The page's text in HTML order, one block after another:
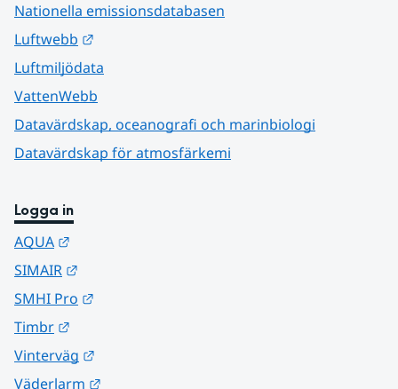
Nationella emissionsdatabasen
Luftwebb
Luftmiljödata
VattenWebb
Datavärdskap, oceanografi och marinbiologi
Datavärdskap för atmosfärkemi
Logga in
AQUA
SIMAIR
SMHI Pro
Timbr
Vinterväg
Väderlarm